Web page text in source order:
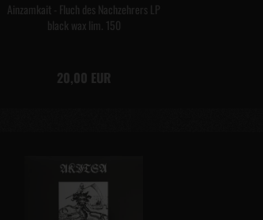
Ainzamkait - Fluch des Nachzehrers LP
black wax lim. 150
20,00 EUR